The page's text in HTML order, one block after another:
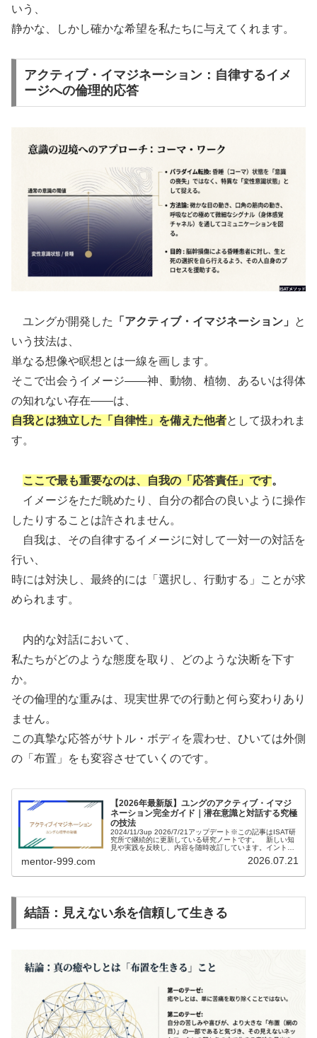
いう、
静かな、しかし確かな希望を私たちに与えてくれます。
アクティブ・イマジネーション：自律するイメ
ージへの倫理的応答
ユングが開発した 「アクティブ・イマジネーション」
と
いう技法は、
単なる想像や瞑想とは一線を画します。
そこで出会うイメージ——神、動物、植物、あるいは得体
の知れない存在——は、
自我とは独立した「自律性」を備えた他者として扱われま
す。
ここで最も重要なのは、自我の「応答責任」です。
イメージをただ眺めたり、自分の都合の良いように操作
したりすることは許されません。
自我は、その自律するイメージに対して一対一の対話を
行い、
時には対決し、最終的には「選択し、行動する」ことが求
められます。
内的な対話において、
私たちがどのような態度を取り、どのような決断を下す
か。
その倫理的な重みは、現実世界での行動と何ら変わりあり
ません。
この真摯な応答がサトル・ボディを震わせ、ひいては外側
の「布置」をも変容させていくのです。
【2026年最新版】ユングのアクティブ・イマジ
ネーション完全ガイド｜潜在意識と対話する究極
の技法
2024/11/3up 2026/7/21アップデート※この記事はISAT研
究所で継続的に更新している研究ノートです。 新しい知
見や実践を反映し、内容を随時改訂しています。イントロ
mentor-999.com 2026.07.21
結語：見えない糸を信頼して生きる